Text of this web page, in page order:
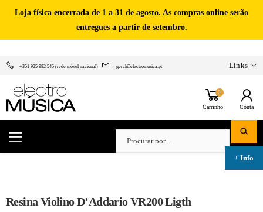
Loja física encerrada de 1 a 31 de agosto. As compras online serão
entregues a partir de setembro.
+351 925 982 545 (rede móvel nacional) geral@electromusica.pt Links
0
Carrinho Conta
Resina Violino D’Addario VR200 Ligth